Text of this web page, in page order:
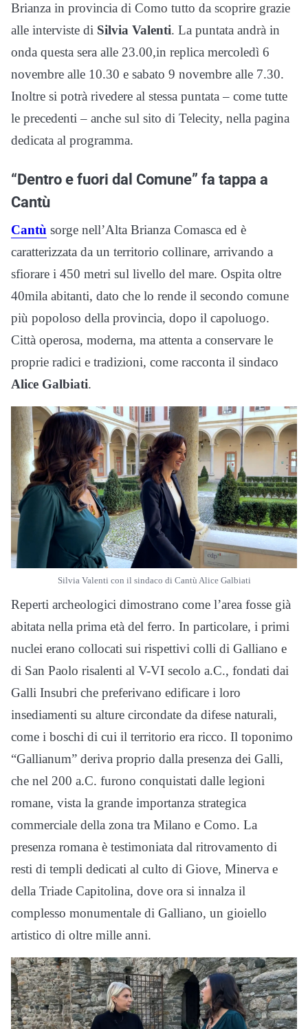
Brianza in provincia di Como tutto da scoprire grazie
alle interviste di Silvia Valenti. La puntata andrà in
onda questa sera alle 23.00,in replica mercoledì 6
novembre alle 10.30 e sabato 9 novembre alle 7.30.
Inoltre si potrà rivedere al stessa puntata – come tutte
le precedenti – anche sul sito di Telecity, nella pagina
dedicata al programma.
“Dentro e fuori dal Comune” fa tappa a
Cantù
Cantù sorge nell’Alta Brianza Comasca ed è
caratterizzata da un territorio collinare, arrivando a
sfiorare i 450 metri sul livello del mare. Ospita oltre
40mila abitanti, dato che lo rende il secondo comune
più popoloso della provincia, dopo il capoluogo.
Città operosa, moderna, ma attenta a conservare le
proprie radici e tradizioni, come racconta il sindaco
Alice Galbiati.
Silvia Valenti con il sindaco di Cantù Alice Galbiati
Reperti archeologici dimostrano come l’area fosse già
abitata nella prima età del ferro. In particolare, i primi
nuclei erano collocati sui rispettivi colli di Galliano e
di San Paolo risalenti al V-VI secolo a.C., fondati dai
Galli Insubri che preferivano edificare i loro
insediamenti su alture circondate da difese naturali,
come i boschi di cui il territorio era ricco. Il toponimo
“Gallianum” deriva proprio dalla presenza dei Galli,
che nel 200 a.C. furono conquistati dalle legioni
romane, vista la grande importanza strategica
commerciale della zona tra Milano e Como. La
presenza romana è testimoniata dal ritrovamento di
resti di templi dedicati al culto di Giove, Minerva e
della Triade Capitolina, dove ora si innalza il
complesso monumentale di Galliano, un gioiello
artistico di oltre mille anni.